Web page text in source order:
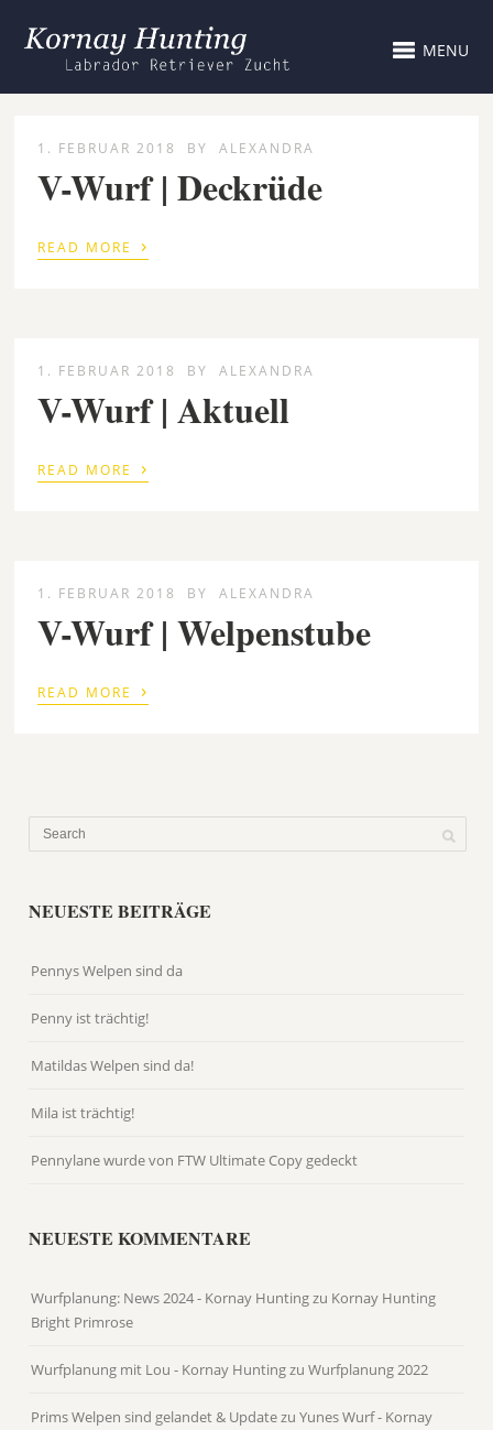
MENU
1. FEBRUAR 2018 BY ALEXANDRA
V-Wurf | Deckrüde
READ MORE ›
1. FEBRUAR 2018 BY ALEXANDRA
V-Wurf | Aktuell
READ MORE ›
1. FEBRUAR 2018 BY ALEXANDRA
V-Wurf | Welpenstube
READ MORE ›
NEUESTE BEITRÄGE
Pennys Welpen sind da
Penny ist trächtig!
Matildas Welpen sind da!
Mila ist trächtig!
Pennylane wurde von FTW Ultimate Copy gedeckt
NEUESTE KOMMENTARE
Wurfplanung: News 2024 - Kornay Huntingzu Kornay Hunting
Bright Primrose
Wurfplanung mit Lou - Kornay HuntingzuWurfplanung 2022
Prims Welpen sind gelandet & Update zu Yunes Wurf - Kornay